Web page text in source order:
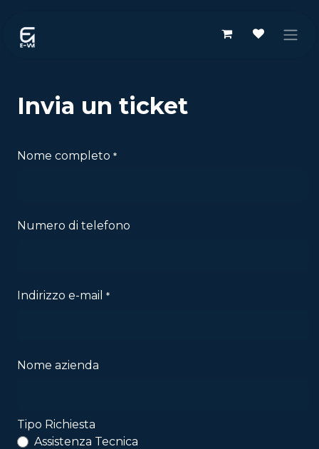
Invia un ticket
Nome completo *
Numero di telefono
Indirizzo e-mail *
Nome azienda
Tipo Richiesta
Assistenza Tecnica